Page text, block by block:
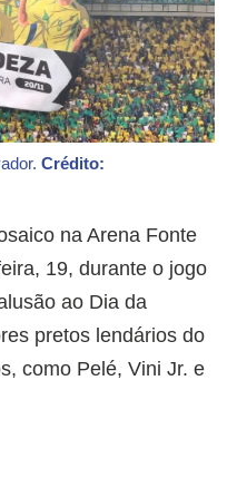
Crédito:
na Arena Fonte
19, durante o jogo
ao Dia da
pretos lendários do
como Pelé, Vini Jr. e